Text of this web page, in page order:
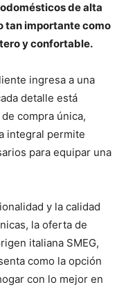
de alta
tan importante como
y confortable.
ingresa a una
detalle está
compra única,
integral permite
para equipar una
y la calidad
la oferta de
italiana SMEG,
como la opción
con lo mejor en